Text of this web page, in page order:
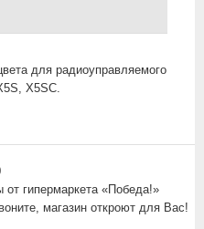
для радиоуправляемого
X5SC.
гипермаркета «Победа!»
магазин откроют для Вас!